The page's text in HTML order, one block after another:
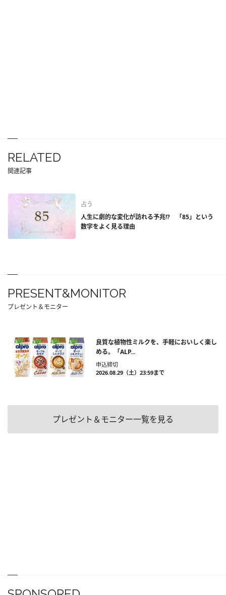
RELATED
関連記事
占う
人生に劇的な変化が訪れる予兆!? 「85」という
数字をよく見る理由
PRESENT&MONITOR
プレゼント＆モニター
良質な植物性ミルクを、手軽においしく楽し
める。「ALP...
申込締切
2026.08.29（土）23:59まで
プレゼント＆モニター一覧を見る